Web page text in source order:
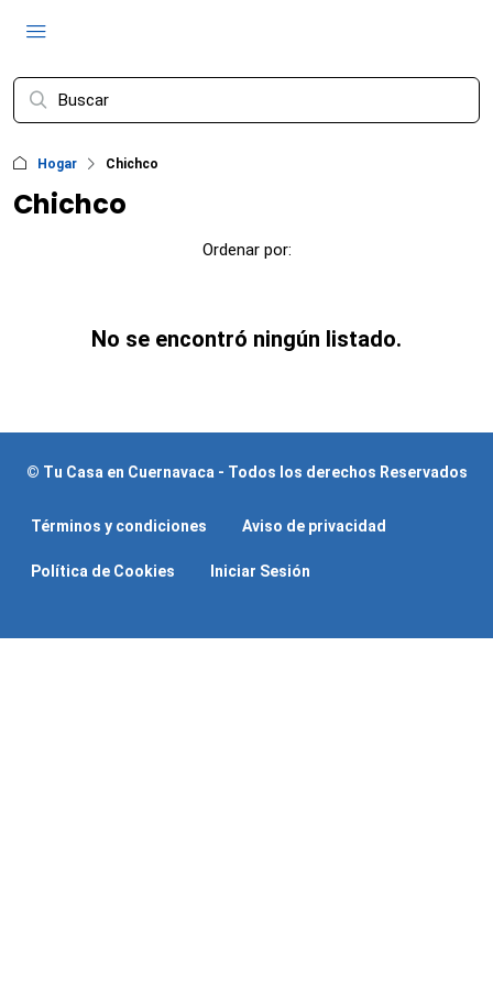
Hogar Chichco
Chichco
Ordenar por:
No se encontró ningún listado.
© Tu Casa en Cuernavaca - Todos los derechos Reservados
Términos y condiciones Aviso de privacidad
Política de Cookies Iniciar Sesión